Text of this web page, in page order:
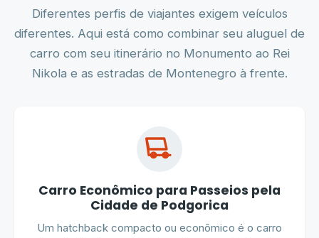
Diferentes perfis de viajantes exigem veículos
diferentes. Aqui está como combinar seu aluguel de
carro com seu itinerário no Monumento ao Rei
Nikola e as estradas de Montenegro à frente.
Carro Econômico para Passeios pela
Cidade de Podgorica
Um hatchback compacto ou econômico é o carro